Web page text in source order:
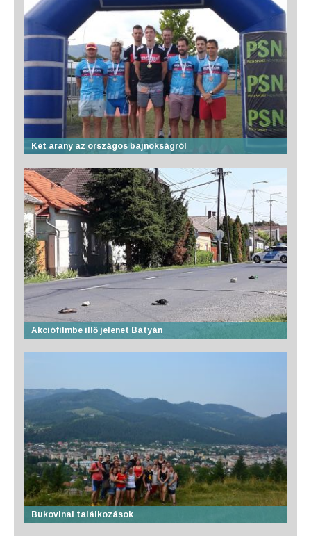
Két arany az országos bajnokságról
Akciófilmbe illő jelenet Bátyán
Bukovinai találkozások